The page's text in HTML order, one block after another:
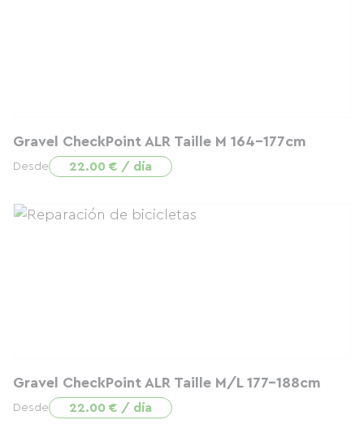
Gravel CheckPoint ALR Taille M 164-177cm
Desde 22.00 € / día
Gravel CheckPoint ALR Taille M/L 177-188cm
Desde 22.00 € / día